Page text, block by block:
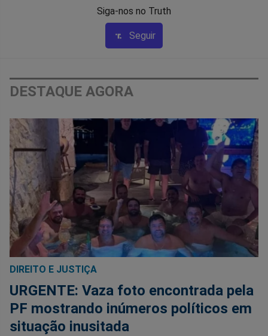
Siga-nos no Truth
Seguir
DESTAQUE AGORA
DIREITO E JUSTIÇA
URGENTE: Vaza foto encontrada pela
PF mostrando inúmeros políticos em
situação inusitada